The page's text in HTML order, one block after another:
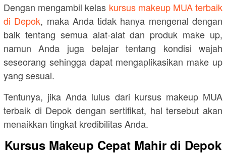
Dengan mengambil kelas kursus makeup MUA terbaik
di Depok, maka Anda tidak hanya mengenal dengan
baik tentang semua alat-alat dan produk make up,
namun Anda juga belajar tentang kondisi wajah
seseorang sehingga dapat mengaplikasikan make up
yang sesuai.
Tentunya, jika Anda lulus dari kursus makeup MUA
terbaik di Depok dengan sertifikat, hal tersebut akan
menaikkan tingkat kredibilitas Anda.
Kursus Makeup Cepat Mahir di Depok